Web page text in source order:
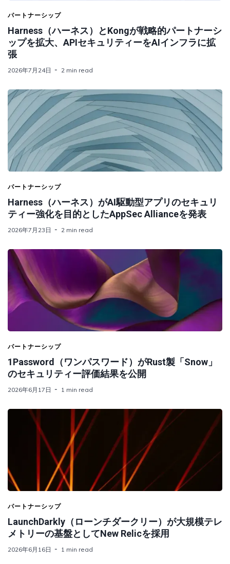
パートナーシップ
Harness（ハーネス）とKongが戦略的パートナーシ
ップを拡大、APIセキュリティーをAIインフラに拡
張
2026年7月24日 2 min read
パートナーシップ
Harness（ハーネス）がAI駆動型アプリのセキュリ
ティー強化を目的としたAppSec Allianceを発表
2026年7月23日 2 min read
パートナーシップ
1Password（ワンパスワード）がRust製「Snow」
のセキュリティー評価結果を公開
2026年6月17日 1 min read
パートナーシップ
LaunchDarkly（ローンチダークリー）が大規模テレ
メトリーの基盤としてNew Relicを採用
2026年6月16日 1 min read